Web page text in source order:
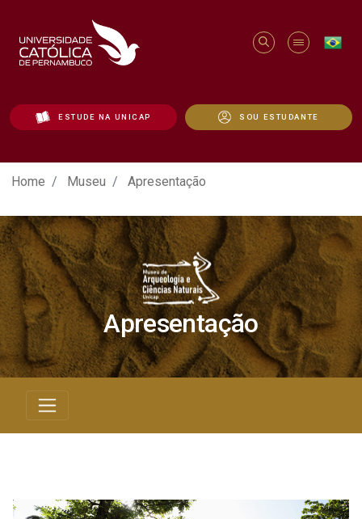
ESTUDE NA UNICAP SOU ESTUDANTE
Apresentação - Unicap
Home Museu Apresentação
Apresentação